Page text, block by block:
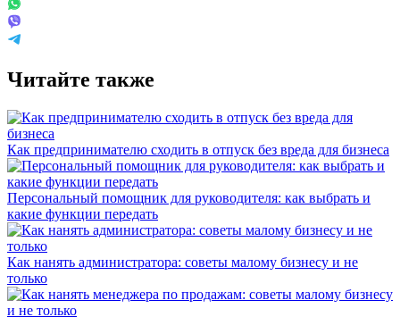
Читайте также
Как предпринимателю сходить в отпуск без вреда для бизнеса
Персональный помощник для руководителя: как выбрать и
какие функции передать
Как нанять администратора: советы малому бизнесу и не
только